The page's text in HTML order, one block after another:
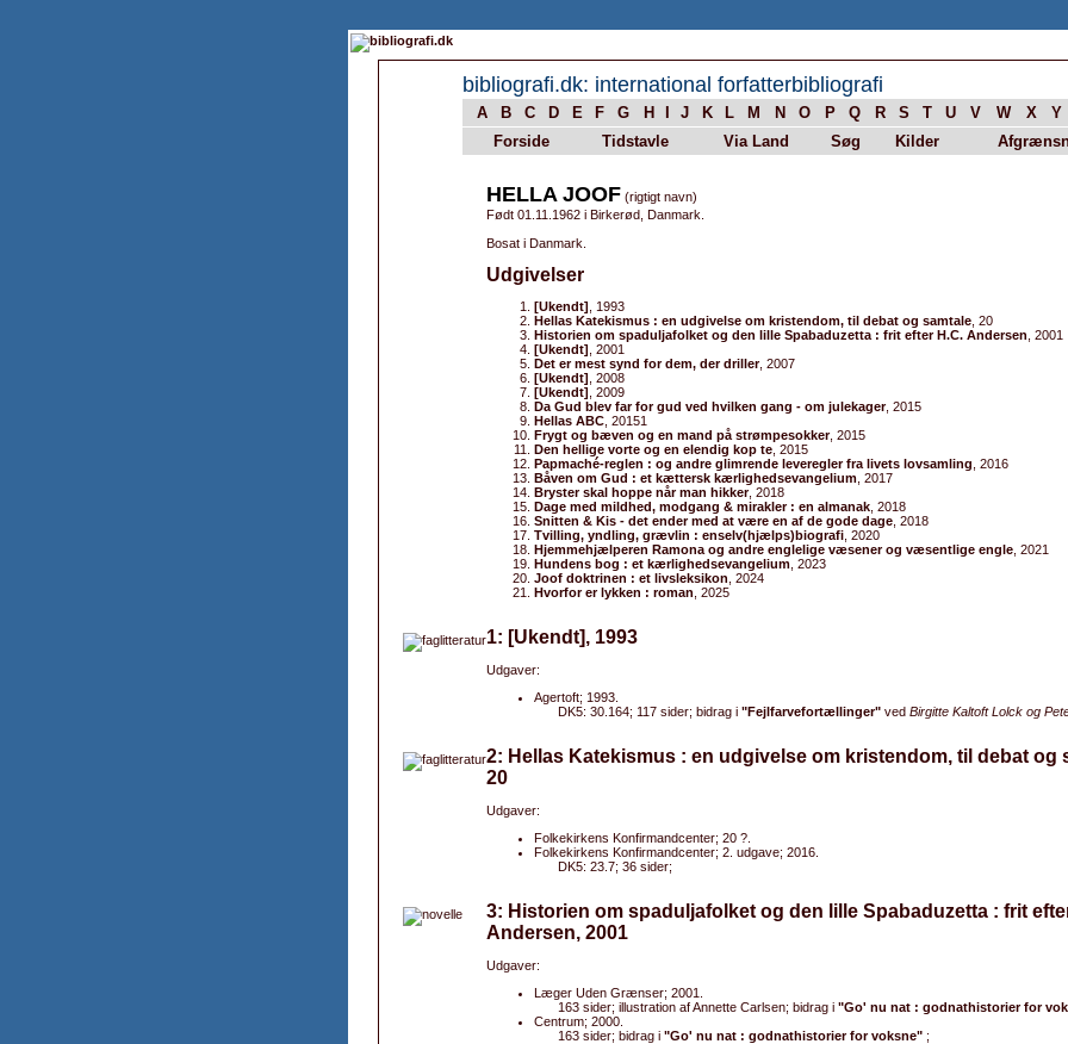
bibliografi.dk: international forfatterbibliografi
A B C D E F G H J K L M N O P Q R S T U V W X Y
Forside
Tidstavle Via Land Søg Kilder
HELLA JOOF (rigtigt navn)
Født 01.11.1962 i Birkerød, Danmark.
Bosat i Danmark.
Udgivelser
[Ukendt] , 1993
Hellas Katekismus : en udgivelse om kristendom, til debat og samtale , 20
Historien om spaduljafolket og den lille Spabaduzetta : frit efter H.C. Andersen , 2001
[Ukendt] , 2001
Det er mest synd for dem, der driller, 2007
[Ukendt] , 2008
[Ukendt] , 2009
Da Gud blev far for gud ved hvilken gang - om julekager, 2015
Hellas ABC , 20151
Frygt og bæven og en mand på strømpesokker, 2015
Den hellige vorte og en elendig kop te , 2015
Papmaché-reglen : og andre glimrende leveregler fra livets lovsamling , 2016
Båven om Gud : et kættersk kærlighedsevangelium , 2017
Bryster skal hoppe når man hikker, 2018
Dage med mildhed, modgang & mirakler : en almanak , 2018
Snitten & Kis - det ender med at være en af de gode dage , 2018
Tvilling, yndling, grævlin : enselv(hjælps)biografi , 2020
Hjemmehjælperen Ramona og andre englelige væsener og væsentlige engle , 2021
Hundens bog : et kærlighedsevangelium , 2023
Joof doktrinen : et livsleksikon , 2024
Hvorfor er lykken : roman , 2025
1: [Ukendt], 1993
Udgaver:
Agertoft; 1993.
DK5: 30.164; 117 sider; bidrag i "Fejlfarvefortællinger" ved Birgitte Kaltoft Lolck og
2: Hellas Katekismus : en udgivelse om kristendom, til debat og
20
Udgaver:
Folkekirkens Konfirmandcenter; 20 ?.
Folkekirkens Konfirmandcenter; 2. udgave; 2016.
DK5: 23.7; 36 sider;
3: Historien om spaduljafolket og den lille Spabaduzetta : frit
Andersen, 2001
Udgaver:
Læger Uden Grænser; 2001.
163 sider; illustration af Annette Carlsen; bidrag i "Go' nu nat : godnathistorier for
Centrum; 2000.
163 sider; bidrag i "Go' nu nat : godnathistorier for voksne" ;